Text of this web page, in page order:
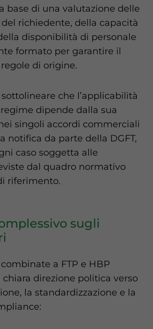
base di una valutazione delle
richiedente, della capacità
disponibilità di personale
formato per garantire il
di origine.
che l’applicabilità
dipende dalla sua
singoli accordi commerciali
notifica da parte della DGFT,
caso soggetta alle
dal quadro normativo
riferimento.
sugli
a FTP e HBP
direzione politica verso
la standardizzazione e la